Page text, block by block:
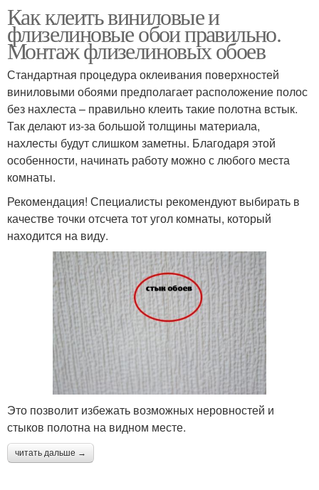
Как клеить виниловые и
флизелиновые обои правильно.
Монтаж флизелиновых обоев
Стандартная процедура оклеивания поверхностей
виниловыми обоями предполагает расположение полос
без нахлеста – правильно клеить такие полотна встык.
Так делают из-за большой толщины материала,
нахлесты будут слишком заметны. Благодаря этой
особенности, начинать работу можно с любого места
комнаты.
Рекомендация! Специалисты рекомендуют выбирать в
качестве точки отсчета тот угол комнаты, который
находится на виду.
Это позволит избежать возможных неровностей и
стыков полотна на видном месте.
читать дальше →